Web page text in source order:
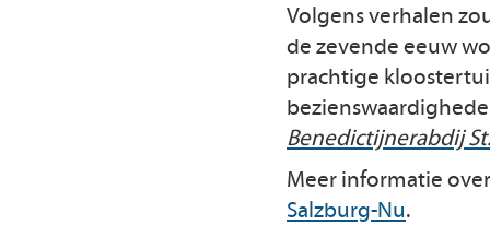
Volgens verhalen
de zevende eeuw
prachtige
Benedictijnerabdij
Meer informatie
Salzburg-Nu.